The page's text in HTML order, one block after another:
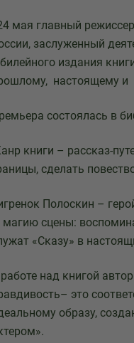
мая главный
заслуженный
издания
настоящему и
состоялась в
книги – рассказ-
сделать
Полоскин –
магию сцены:
«Сказу» в
над книгой
это
образу,